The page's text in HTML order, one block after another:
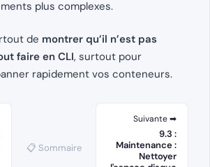
plus complexes.
de montrer qu’il n’est pas
faire en CLI, surtout pour
rapidement vos conteneurs.
📋 Sommaire
Suivante ➡
9.3 :
Maintenance :
Nettoyer